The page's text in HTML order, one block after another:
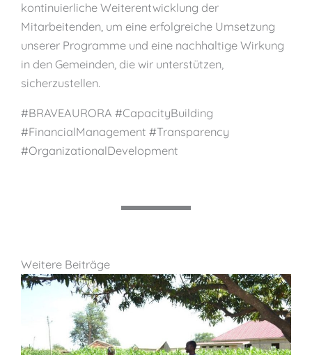
kontinuierliche Weiterentwicklung der
Mitarbeitenden, um eine erfolgreiche Umsetzung
unserer Programme und eine nachhaltige Wirkung
in den Gemeinden, die wir unterstützen,
sicherzustellen.
#BRAVEAURORA #CapacityBuilding
#FinancialManagement #Transparency
#OrganizationalDevelopment
Weitere Beiträge